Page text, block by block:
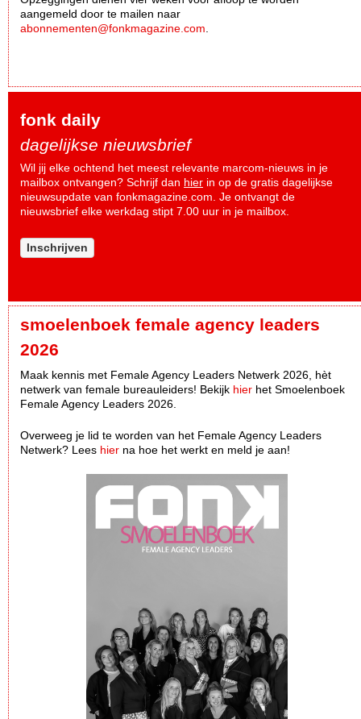
aangemeld door te mailen naar
abonnementen@fonkmagazine.com
fonk daily
dagelijkse nieuwsbrief
Wil jij elke ochtend het meest relevante marcom-nieuws in je
mailbox ontvangen? Schrijf dan hier in op de gratis dagelijkse
nieuwsupdate van fonkmagazine.com. Je ontvangt de
nieuwsbrief elke werkdag stipt 7.00 uur in je mailbox.
Inschrijven
smoelenboek female agency leaders
2026
Maak kennis met Female Agency Leaders Netwerk 2026, hèt
netwerk van female bureauleiders! Bekijk hier het Smoelenboek
Female Agency Leaders 2026.
Overweeg je lid te worden van het Female Agency Leaders
Netwerk? Lees hier na hoe het werkt en meld je aan!